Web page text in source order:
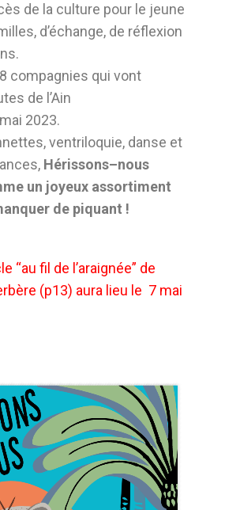
de la culture pour le jeune
d’échange, de réflexion
compagnies qui vont
de l’Ain
2023.
ventriloquie, danse et
Hérissons–nous
un joyeux assortiment
de piquant !
“au fil de l’araignée” de
(p13) aura lieu le 7 mai